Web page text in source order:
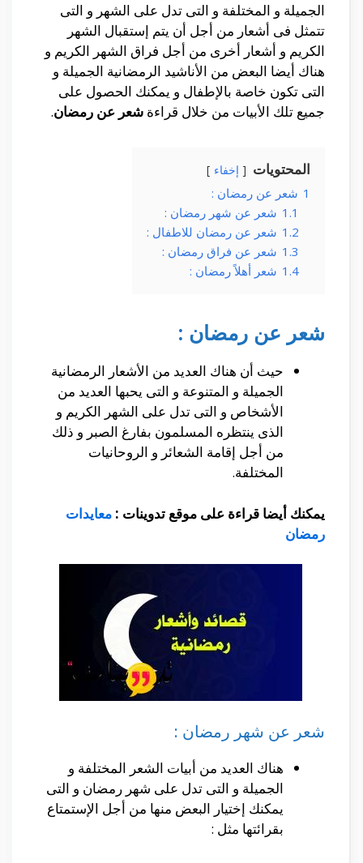
الجميلة و المختلفة و التى تدل على الشهر و التى
تتمثل فى أشعار من أجل أن يتم إستقبال الشهر
الكريم و أشعار أخرى من أجل فراق الشهر الكريم و
هناك أيضا البعض من الأناشيد الرمضانية الجميلة و
التى تكون خاصة بالإطفال و يمكنك الحصول على
جميع تلك الأبيات من خلال قراءة شعر عن رمضان.
المحتويات إخفاء
1 شعر عن رمضان :
1.1 شعر عن شهر رمضان :
1.2 شعر عن رمضان للاطفال :
1.3 شعر عن فراق رمضان :
1.4 شعر أهلاً رمضان :
شعر عن رمضان :
حيث أن هناك العديد من الأشعار الرمضانية
الجميلة و المتنوعة و التى يحبها العديد من
الأشخاص و التى تدل على الشهر الكريم و
الذى ينتظره المسلمون بفارغ الصبر و ذلك
من أجل إقامة الشعائر و الروحانيات
المختلفة.
يمكنك أيضا قراءة على موقع تدوينات : معايدات
رمضان
شعر عن شهر رمضان :
هناك العديد من أبيات الشعر المختلفة و
الجميلة و التى تدل على شهر رمضان و التى
يمكنك إختيار البعض منها من أجل الإستمتاع
بقرائتها مثل :